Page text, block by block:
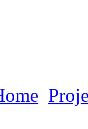
Rezepte.
und
aber